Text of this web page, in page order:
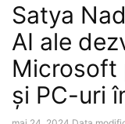
Satya
AI ale
Microsoft
și PC-uri